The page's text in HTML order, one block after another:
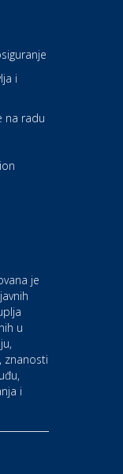
i
na radu
je
u
znanosti
i